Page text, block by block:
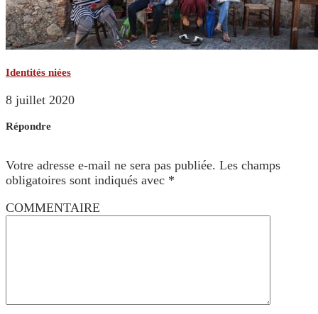
Identités niées
8 juillet 2020
Répondre
Votre adresse e-mail ne sera pas publiée. Les champs
obligatoires sont indiqués avec *
COMMENTAIRE